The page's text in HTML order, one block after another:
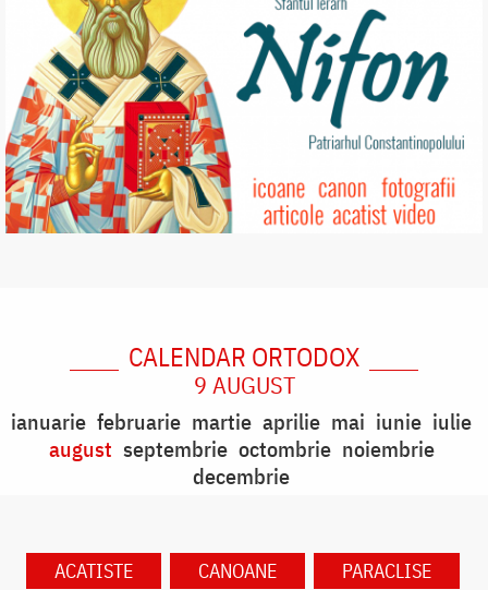
CALENDAR ORTODOX
9 AUGUST
ianuarie februarie martie aprilie mai iunie iulie
august septembrie octombrie noiembrie
decembrie
ACATISTE CANOANE
PARACLISE